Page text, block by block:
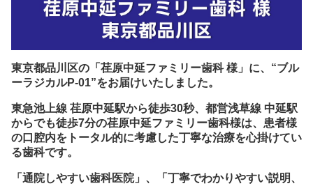
東京都品川区の「荏原中延ファミリー歯科 様」に、“ブル
ーラジカルP-01”をお届けいたしました。
東急池上線 荏原中延駅から徒歩30秒、都営浅草線 中延駅
からでも徒歩7分の荏原中延ファミリー歯科様は、患者様
の口腔内をトータル的に考慮した丁寧な治療を心掛けてい
る歯科です。
「通院しやすい歯科医院」、「丁寧でわかりやすい説明、